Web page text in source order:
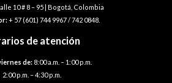
10 # 8 – 95 | Bogotá, Colombia
+ 57 (601) 744 9967 / 742 0848.
de atención
de: 8:00 a.m. – 1:00 p.m.
2:00 p.m. – 4:30 p.m.